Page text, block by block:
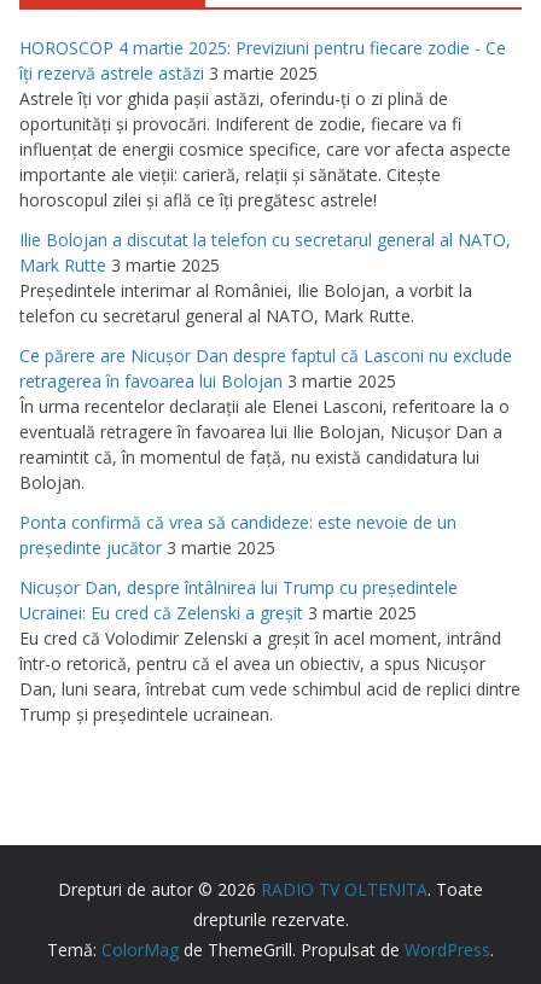
HOROSCOP 4 martie 2025: Previziuni pentru fiecare zodie - Ce
îţi rezervă astrele astăzi 3 martie 2025
Astrele îţi vor ghida paşii astăzi, oferindu-ţi o zi plină de
oportunităţi şi provocări. Indiferent de zodie, fiecare va fi
influenţat de energii cosmice specifice, care vor afecta aspecte
importante ale vieţii: carieră, relaţii şi sănătate. Citeşte
horoscopul zilei şi află ce îţi pregătesc astrele!
Ilie Bolojan a discutat la telefon cu secretarul general al NATO,
Mark Rutte 3 martie 2025
Preşedintele interimar al României, Ilie Bolojan, a vorbit la
telefon cu secretarul general al NATO, Mark Rutte.
Ce părere are Nicuşor Dan despre faptul că Lasconi nu exclude
retragerea în favoarea lui Bolojan 3 martie 2025
În urma recentelor declaraţii ale Elenei Lasconi, referitoare la o
eventuală retragere în favoarea lui Ilie Bolojan, Nicuşor Dan a
reamintit că, în momentul de faţă, nu există candidatura lui
Bolojan.
Ponta confirmă că vrea să candideze: este nevoie de un
preşedinte jucător 3 martie 2025
Nicuşor Dan, despre întâlnirea lui Trump cu preşedintele
Ucrainei: Eu cred că Zelenski a greşit 3 martie 2025
Eu cred că Volodimir Zelenski a greşit în acel moment, intrând
într-o retorică, pentru că el avea un obiectiv, a spus Nicuşor
Dan, luni seara, întrebat cum vede schimbul acid de replici dintre
Trump şi preşedintele ucrainean.
Drepturi de autor © 2026 RADIO TV OLTENITA. Toate
drepturile rezervate.
Temă: ColorMag de ThemeGrill. Propulsat de WordPress.